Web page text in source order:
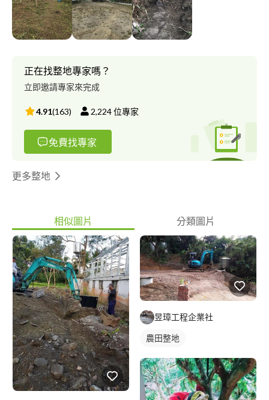
正在找整地專家嗎？
立即邀請專家來完成
4.91(163) 2,224位專家
免費找專家
更多整地
相似圖片 分類圖片
昱璋工程企業社
農田整地